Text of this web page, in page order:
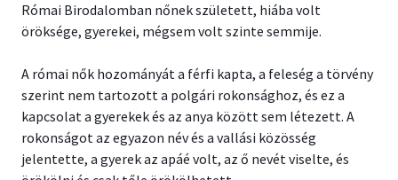
Római Birodalomban nőnek született, hiába volt
öröksége, gyerekei, mégsem volt szinte semmije.
A római nők hozományát a férfi kapta, a feleség a törvény
szerint nem tartozott a polgári rokonsághoz, és ez a
kapcsolat a gyerekek és az anya között sem létezett. A
rokonságot az egyazon név és a vallási közösség
jelentette, a gyerek az apáé volt, az ő nevét viselte, és